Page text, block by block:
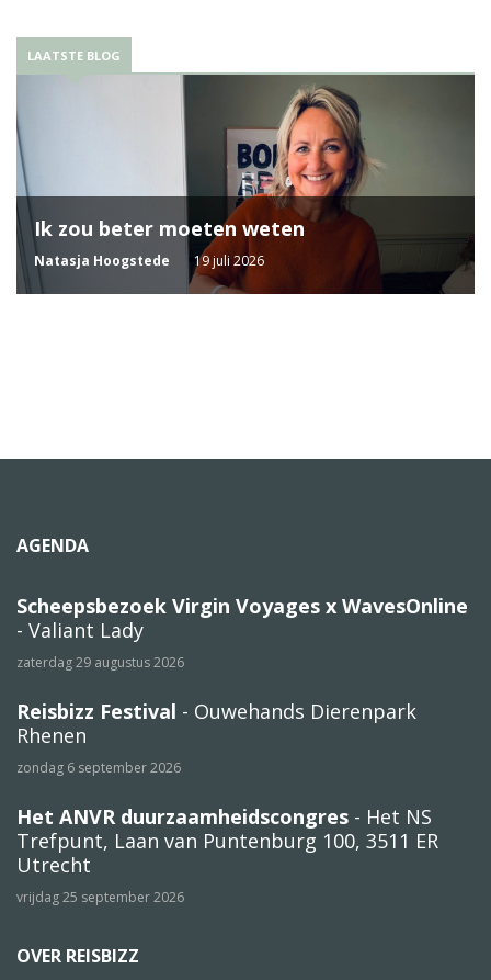
LAATSTE BLOG
Ik zou beter moeten weten
Natasja Hoogstede 19 juli 2026
AGENDA
Scheepsbezoek Virgin Voyages x WavesOnline
- Valiant Lady
zaterdag 29 augustus 2026
Reisbizz Festival - Ouwehands Dierenpark
Rhenen
zondag 6 september 2026
Het ANVR duurzaamheidscongres - Het NS
Trefpunt, Laan van Puntenburg 100, 3511 ER
Utrecht
vrijdag 25 september 2026
OVER REISBIZZ